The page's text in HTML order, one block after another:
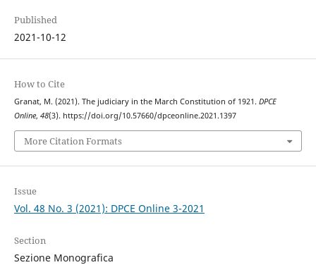
Published
2021-10-12
How to Cite
Granat, M. (2021). The judiciary in the March Constitution of 1921. DPCE
Online, 48(3). https://doi.org/10.57660/dpceonline.2021.1397
More Citation Formats
Issue
Vol. 48 No. 3 (2021): DPCE Online 3-2021
Section
Sezione Monografica